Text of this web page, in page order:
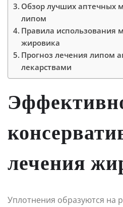
Обзор лучших аптечных
липом
Правила использования
жировика
Прогноз лечения липом
лекарствами
лечения
Уплотнения образуются на